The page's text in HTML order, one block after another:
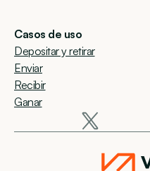
Casos de uso
Depositar y retirar
Enviar
Recibir
Ganar